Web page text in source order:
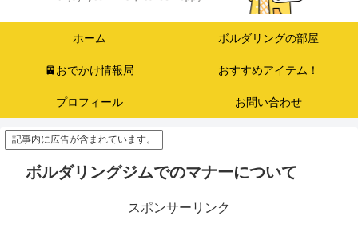
ホーム ボルダリングの部屋
🚈おでかけ情報局 おすすめアイテム！
プロフィール お問い合わせ
記事内に広告が含まれています。
ボルダリングジムでのマナーについて
スポンサーリンク